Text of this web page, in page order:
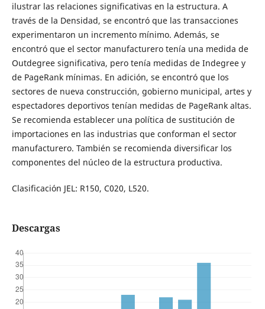
ilustrar las relaciones significativas en la estructura. A
través de la Densidad, se encontró que las transacciones
experimentaron un incremento mínimo. Además, se
encontró que el sector manufacturero tenía una medida de
Outdegree significativa, pero tenía medidas de Indegree y
de PageRank mínimas. En adición, se encontró que los
sectores de nueva construcción, gobierno municipal, artes y
espectadores deportivos tenían medidas de PageRank altas.
Se recomienda establecer una política de sustitución de
importaciones en las industrias que conforman el sector
manufacturero. También se recomienda diversificar los
componentes del núcleo de la estructura productiva.
Clasificación JEL: R150, C020, L520.
Descargas